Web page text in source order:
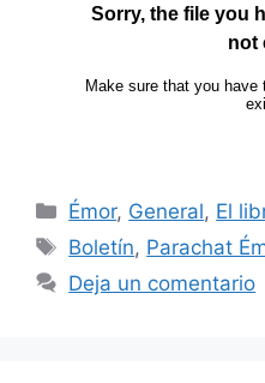
Émor, General, El
Boletín, Parachat
Deja un comentario